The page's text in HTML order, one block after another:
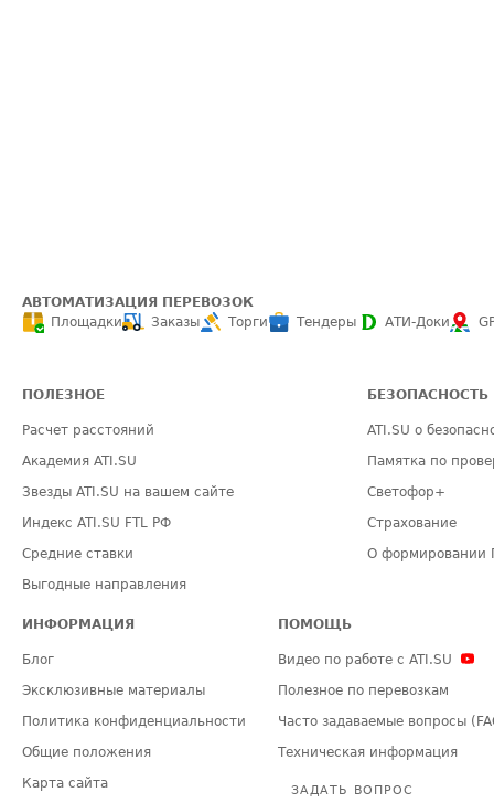
АВТОМАТИЗАЦИЯ ПЕРЕВОЗОК
Площадки
Заказы Торги Тендеры АТИ-Доки
ПОЛЕЗНОЕ
Расчет расстояний
Академия ATI.SU
Звезды ATI.SU на вашем сайте
Индекс ATI.SU FTL РФ
Средние ставки
Выгодные направления
БЕЗОПАСНОСТЬ
ATI.SU о
Памятка по
Светофор+
Страхование
О формировании
ИНФОРМАЦИЯ
Блог
Эксклюзивные материалы
Политика конфиденциальности
Общие положения
Карта сайта
ПОМОЩЬ
Видео по работе с ATI.SU
Полезное по перевозкам
Часто задаваемые вопросы
Техническая информация
ЗАДАТЬ ВОПРОС